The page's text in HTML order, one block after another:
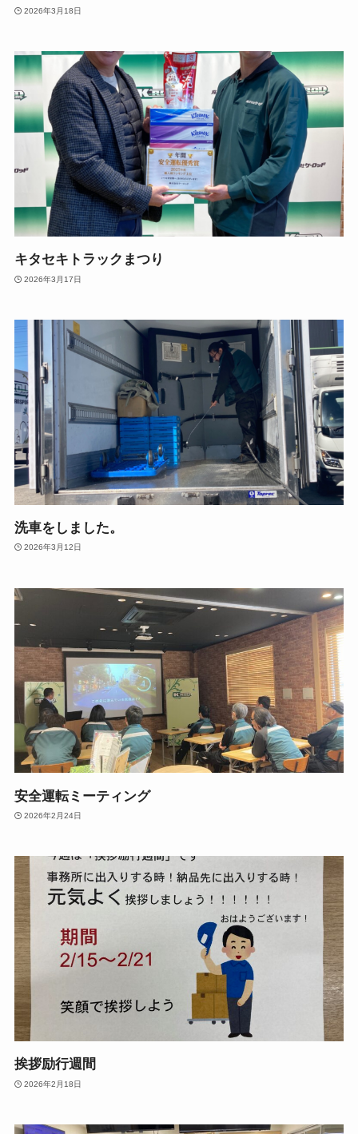
2026年3月18日
キタセキトラックまつり
2026年3月17日
洗車をしました。
2026年3月12日
安全運転ミーティング
2026年2月24日
挨拶励行週間
2026年2月18日